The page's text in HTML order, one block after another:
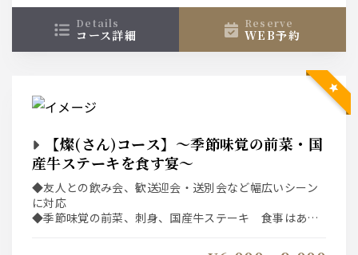
details
コース詳細
reserve
WEB予約
【燦(さん)コース】～季節味覚の前菜・国
産牛ステーキを食す宴～
◆友人との飲み会、歓送迎会・送別会など幅広いシーン
に対応
◆季節味覚の前菜、刺身、国産牛ステーキ 食事はあっ